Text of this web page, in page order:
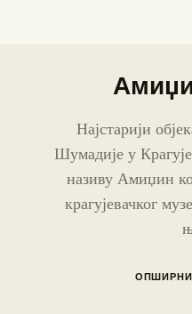
ПОЧЕТНА
О МУЗЕЈУ
СЕКТОРИ
Најстарији
Шумадије у
називу Амиџин
крагујевачког